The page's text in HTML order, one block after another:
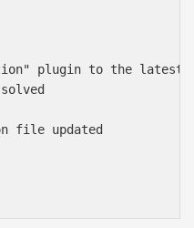
plugin to the latest
file updated